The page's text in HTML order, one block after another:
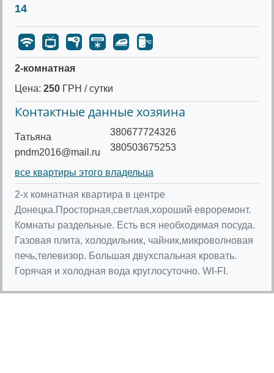
14
2-комнатная
Цена: 250 ГРН / сутки
Контактные данные хозяина
Татьяна
pndm2016@mail.ru
380677724326
380503675253
все квартиры этого владельца
2-х комнатная квартира в центре
Донецка.Просторная,светлая,хороший евроремонт.
Комнаты раздельные. Есть вся необходимая посуда.
Газовая плита, холодильник, чайник,микроволновая
печь,телевизор. Большая двухспальная кровать.
Горячая и холодная вода круглосуточно. WI-FI.